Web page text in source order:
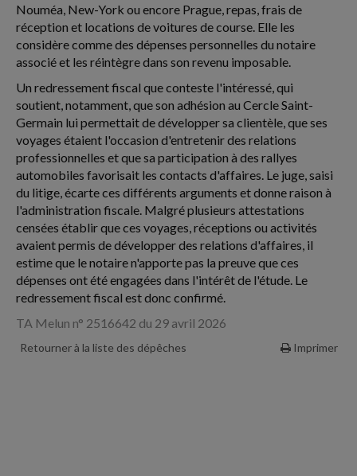
Nouméa, New-York ou encore Prague, repas, frais de
réception et locations de voitures de course. Elle les
considère comme des dépenses personnelles du notaire
associé et les réintègre dans son revenu imposable.
Un redressement fiscal que conteste l'intéressé, qui
soutient, notamment, que son adhésion au Cercle Saint-
Germain lui permettait de développer sa clientèle, que ses
voyages étaient l'occasion d'entretenir des relations
professionnelles et que sa participation à des rallyes
automobiles favorisait les contacts d'affaires. Le juge, saisi
du litige, écarte ces différents arguments et donne raison à
l'administration fiscale. Malgré plusieurs attestations
censées établir que ces voyages, réceptions ou activités
avaient permis de développer des relations d'affaires, il
estime que le notaire n'apporte pas la preuve que ces
dépenses ont été engagées dans l'intérêt de l'étude. Le
redressement fiscal est donc confirmé.
TA Melun n° 2516642 du 29 avril 2026
Retourner à la liste des dépêches Imprimer